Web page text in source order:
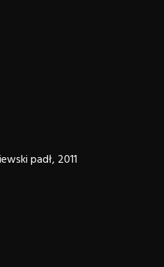
padł, 2011